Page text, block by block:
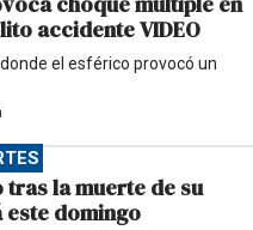
accidente VIDEO
el esférico provocó un
tras la muerte de su
domingo